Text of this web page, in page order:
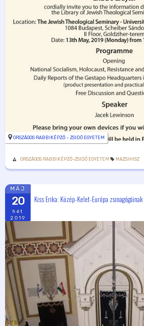
ORSZÁGOS RABBIKÉPZŐ – ZSIDÓ EGYETEM
ORSZÁGOS RABBIKÉPZŐ-ZSIDÓ EGYETEM MAZSIHISZ
MÁJ
20
hét
2019
Kiss Erika: Közép-Kelet-Európa